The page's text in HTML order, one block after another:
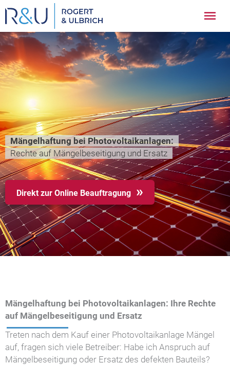
Zum
Inhalt
springen
Mängelhaftung bei Photovoltaikanlagen:
Rechte auf Mängelbeseitigung und Ersatz
Direkt zur Online Beauftragung
Mängelhaftung bei Photovoltaikanlagen: Ihre Rechte
auf Mängelbeseitigung und Ersatz
Treten nach dem Kauf einer Photovoltaikanlage Mängel
auf, fragen sich viele Betreiber: Habe ich Anspruch auf
Mängelbeseitigung oder Ersatz des defekten Bauteils?